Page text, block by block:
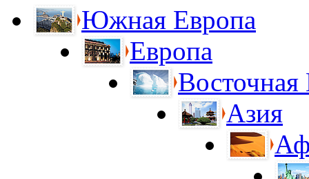
Южная Европа
Европа
Восточная
Азия